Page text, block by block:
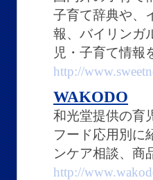
子育て辞典や、
報、バイリンガ
児・子育て情報
http://
WAKODO
和光堂提供の育
フード応用別に
ンケア相談、商
http://